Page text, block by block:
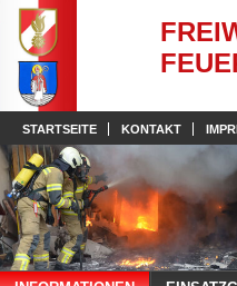
STARTSEITE KONTAKT